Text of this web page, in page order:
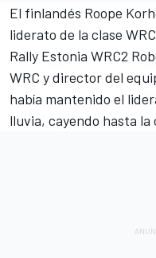
El finlandés Roope
liderato de la clase
Rally Estonia WRC2
WRC y director del
había mantenido el
lluvia, cayendo hasta